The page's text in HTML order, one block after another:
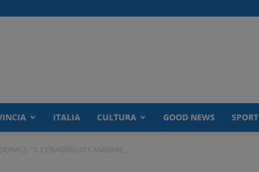
ITALIA CULTURA GOOD NEWS SPORT
“IL CORAGGIO DI CAMBIARE...